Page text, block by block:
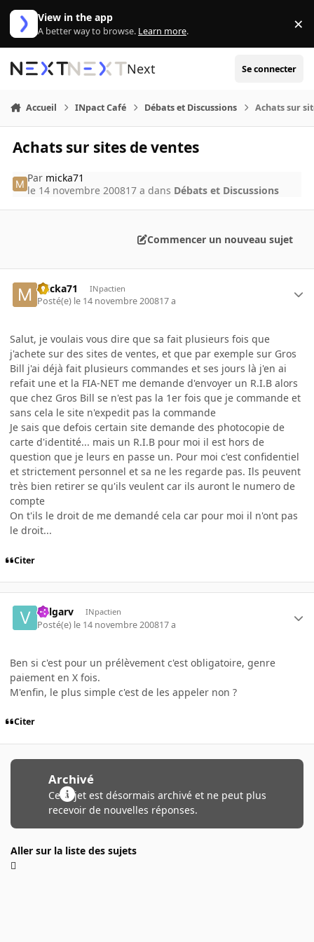
Aller au contenu
View in the app
A better way to browse. Learn more. ×
Next Se connecter
Accueil INpact Café Débats et Discussions Achats sur
Achats sur sites de ventes
Par micka71
le 14 novembre 200817 a dans Débats et Discussions
Commencer un nouveau sujet
micka71 INpactien
Posté(e) le 14 novembre 200817 a
Salut, je voulais vous dire que sa fait plusieurs fois que
j'achete sur des sites de ventes, et que par exemple sur Gros
Bill j'ai déjà fait plusieurs commandes et ses jours là j'en ai
refait une et la FIA-NET me demande d'envoyer un R.I.B alors
que chez Gros Bill se n'est pas la 1er fois que je commande et
sans cela le site n'expedit pas la commande
Je sais que defois certain site demande des photocopie de
carte d'identité... mais un R.I.B pour moi il est hors de
question que je leurs en passe un. Pour moi c'est confidentiel
et strictement personnel et sa ne les regarde pas. Ils peuvent
très bien retirer se qu'ils veulent car ils auront le numero de
compte
On t'ils le droit de me demandé cela car pour moi il n'ont pas
le droit...
Citer
Valgarv INpactien
Posté(e) le 14 novembre 200817 a
Ben si c'est pour un prélèvement c'est obligatoire, genre
paiement en X fois.
M'enfin, le plus simple c'est de les appeler non ?
Citer
Archivé
Ce sujet est désormais archivé et ne peut plus
recevoir de nouvelles réponses.
Aller sur la liste des sujets